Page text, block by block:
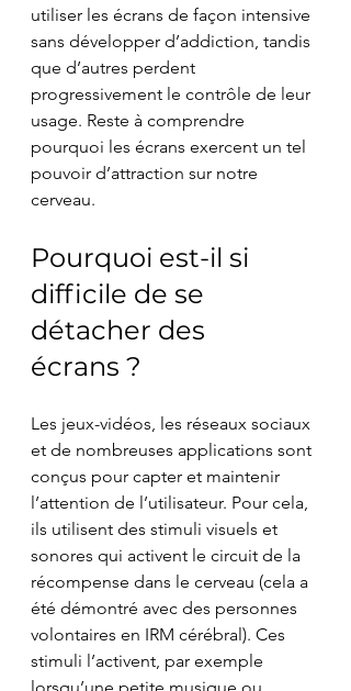
utiliser les écrans de façon intensive
sans développer d’addiction, tandis
que d’autres perdent
progressivement le contrôle de leur
usage. Reste à comprendre
pourquoi les écrans exercent un tel
pouvoir d’attraction sur notre
cerveau.
Pourquoi est-il si
difficile de se
détacher des
écrans ?
Les jeux-vidéos, les réseaux sociaux
et de nombreuses applications sont
conçus pour capter et maintenir
l’attention de l’utilisateur. Pour cela,
ils utilisent des stimuli visuels et
sonores qui activent le circuit de la
récompense dans le cerveau (cela a
été démontré avec des personnes
volontaires en IRM cérébral). Ces
stimuli l’activent, par exemple